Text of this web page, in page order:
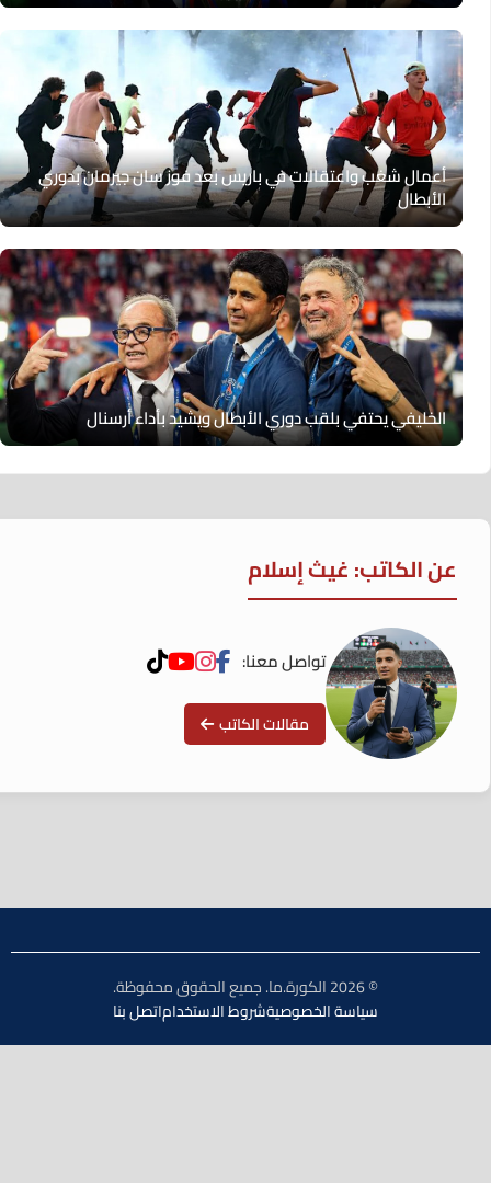
أعمال شغب واعتقالات في باريس بعد فوز سان جيرمان بدوري
الأبطال
الخليفي يحتفي بلقب دوري الأبطال ويشيد بأداء أرسنال
عن الكاتب: غيث إسلام
تواصل معنا:
مقالات الكاتب
سياسة الخصوصيةشروط الاستخداماتصل بنا